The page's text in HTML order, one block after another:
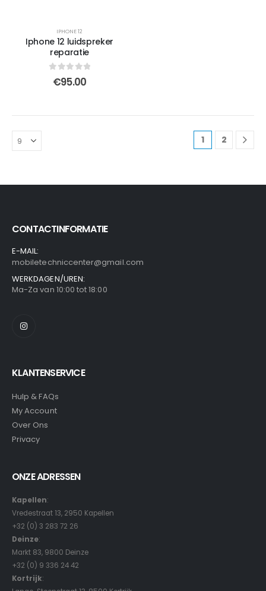
IPHONE 12
Iphone 12 luidspreker
reparatie
out of 5
€95.00
1 2
CONTACTINFORMATIE
E-MAIL:
mobiletechniccenter@gmail.com
WERKDAGEN/UREN:
Ma-Za van 10:00 tot 18:00
KLANTENSERVICE
Hulp & FAQs
My Account
Over Ons
Privacy
ONZE ADRESSEN
Kapellen:
Vredestraat 13, 2950 Kapellen
+32 (0) 3 283 72 26
Deinze:
Markt 83, 9800 Deinze
+32 (0) 9 336 24 42
Kortrijk: